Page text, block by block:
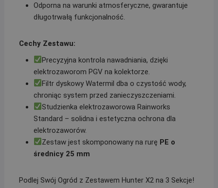
Odporna na warunki atmosferyczne, gwarantuje
długotrwałą funkcjonalność.
Cechy Zestawu:
Precyzyjna kontrola nawadniania, dzięki
elektrozaworom PGV na kolektorze.
Filtr dyskowy Watermil dba o czystość wody,
chroniąc system przed zanieczyszczeniami.
Studzienka elektrozaworowa Rainworks
Standard – solidna i estetyczna ochrona dla
elektrozaworów.
Zestaw jest skomponowany na rurę PE o
średnicy 25 mm
Podlej Swój Ogród z Zestawem Hunter X2 na 3 Sekcje!